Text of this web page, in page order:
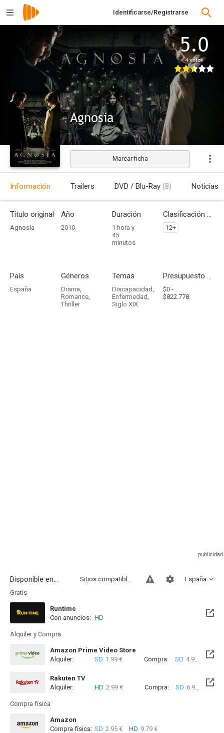
Identificarse/Registrarse
5.0
4 votos
Agnosia
Estrenada
Marcar ficha
Información Trailers DVD / Blu-Ray (8) Noticias
Título original
Agnosia
Año
2010
Duración
1 hora y
45
minutos
Clasificación por edades
12+
País
España
Géneros
Drama,
Romance,
Thriller
Temas
Discapacidad,
Enfermedad,
Siglo XIX
Presupuesto - Ingresos
$0 -
$822.778
Disponible en... España
Sitios compatibles
Gratis
Runtime
Con anuncios: HD
Alquiler y Compra
Amazon Prime Video Store
Alquiler:
SD 1.99 € Compra: SD 4.99 €
Rakuten TV
Alquiler:
HD 2.99 € Compra: SD 6.99 € HD
Compra física
Amazon
Compra física: SD 2.95 € HD 9.79 €